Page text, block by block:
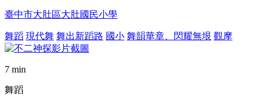
臺中市大肚區大肚國民小學
舞蹈 現代舞 舞出新蹈路 國小 舞韻華章、閃耀無垠 觀摩
7 min
舞蹈